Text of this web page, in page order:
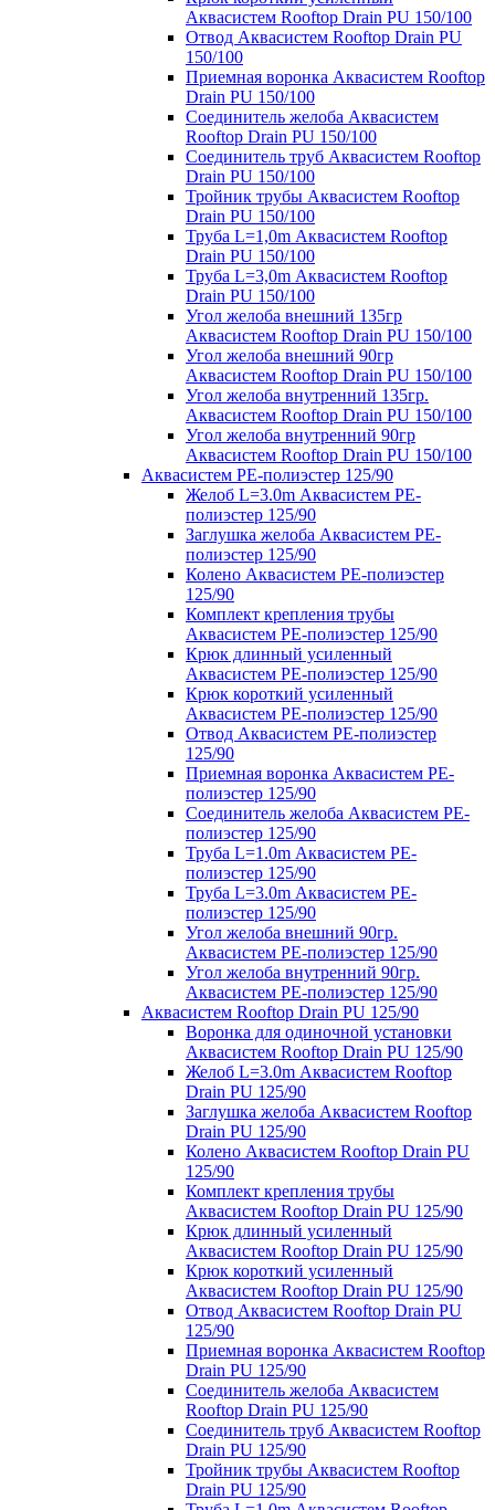
Аквасистем Rooftop Drain PU 150/100
Отвод Аквасистем Rooftop Drain PU
150/100
Приемная воронка Аквасистем Rooftop
Drain PU 150/100
Соединитель желоба Аквасистем
Rooftop Drain PU 150/100
Соединитель труб Аквасистем Rooftop
Drain PU 150/100
Тройник трубы Аквасистем Rooftop
Drain PU 150/100
Труба L=1,0m Аквасистем Rooftop
Drain PU 150/100
Труба L=3,0m Аквасистем Rooftop
Drain PU 150/100
Угол желоба внешний 135гр
Аквасистем Rooftop Drain PU 150/100
Угол желоба внешний 90гр
Аквасистем Rooftop Drain PU 150/100
Угол желоба внутренний 135гр.
Аквасистем Rooftop Drain PU 150/100
Угол желоба внутренний 90гр
Аквасистем Rooftop Drain PU 150/100
Аквасистем PE-полиэстер 125/90
Желоб L=3.0m Аквасистем PE-
полиэстер 125/90
Заглушка желоба Аквасистем PE-
полиэстер 125/90
Колено Аквасистем PE-полиэстер
125/90
Комплект крепления трубы
Аквасистем PE-полиэстер 125/90
Крюк длинный усиленный
Аквасистем PE-полиэстер 125/90
Крюк короткий усиленный
Аквасистем PE-полиэстер 125/90
Отвод Аквасистем РЕ-полиэстер
125/90
Приемная воронка Аквасистем PE-
полиэстер 125/90
Соединитель желоба Аквасистем PE-
полиэстер 125/90
Труба L=1.0m Аквасистем PE-
полиэстер 125/90
Труба L=3.0m Аквасистем PE-
полиэстер 125/90
Угол желоба внешний 90гр.
Аквасистем PE-полиэстер 125/90
Угол желоба внутренний 90гр.
Аквасистем PE-полиэстер 125/90
Аквасистем Rooftop Drain PU 125/90
Воронка для одиночной установки
Аквасистем Rooftop Drain PU 125/90
Желоб L=3.0m Аквасистем Rooftop
Drain PU 125/90
Заглушка желоба Аквасистем Rooftop
Drain PU 125/90
Колено Аквасистем Rooftop Drain PU
125/90
Комплект крепления трубы
Аквасистем Rooftop Drain PU 125/90
Крюк длинный усиленный
Аквасистем Rooftop Drain PU 125/90
Крюк короткий усиленный
Аквасистем Rooftop Drain PU 125/90
Отвод Аквасистем Rooftop Drain PU
125/90
Приемная воронка Аквасистем Rooftop
Drain PU 125/90
Соединитель желоба Аквасистем
Rooftop Drain PU 125/90
Соединитель труб Аквасистем Rooftop
Drain PU 125/90
Тройник трубы Аквасистем Rooftop
Drain PU 125/90